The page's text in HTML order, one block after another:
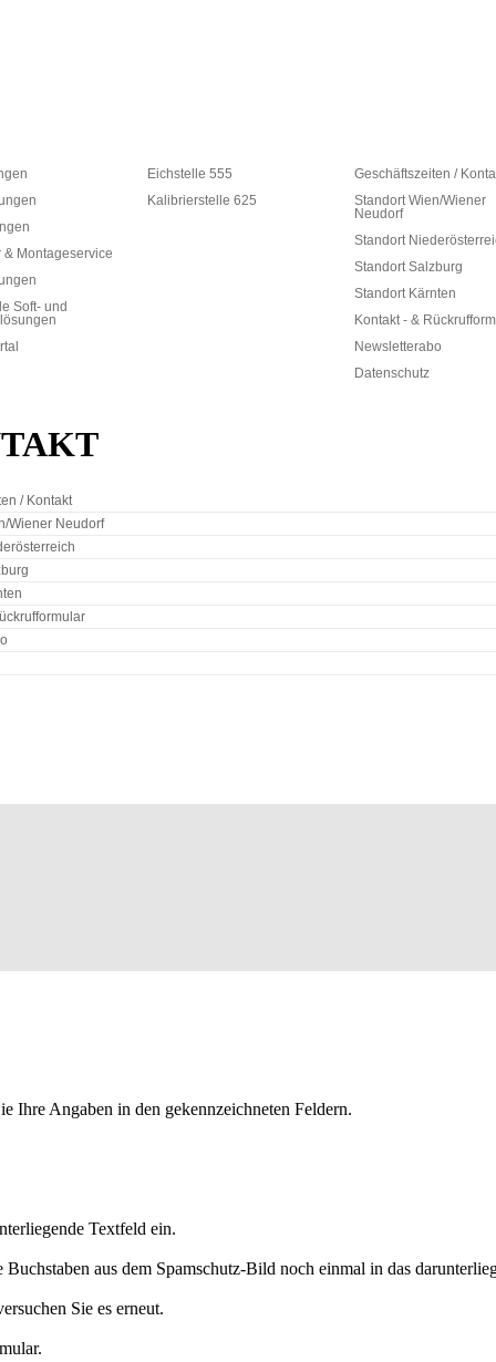
& Montageservice
Soft- und
Eichstelle 555
Kalibrierstelle 625
Geschäftszeiten /
Standort Wien/Wiener
Neudorf
Standort
Standort Salzburg
Standort Kärnten
Kontakt - &
Newsletterabo
Datenschutz
/ Kontakt
Wiener Neudorf
Ihre Angaben in den gekennzeichneten Feldern.
Textfeld ein.
aus dem Spamschutz-Bild noch einmal in das
Sie es erneut.